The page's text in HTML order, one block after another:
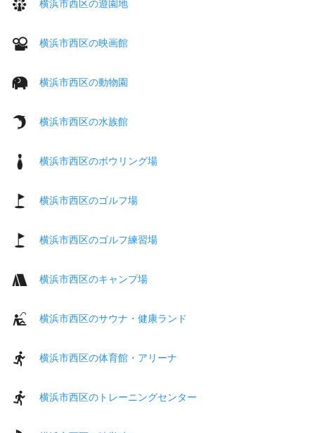
横浜市西区の遊園地
横浜市西区の映画館
横浜市西区の動物園
横浜市西区の水族館
横浜市西区のボウリング場
横浜市西区のゴルフ場
横浜市西区のゴルフ練習場
横浜市西区のキャンプ場
横浜市西区のサウナ・健康ランド
横浜市西区の体育館・アリーナ
横浜市西区のトレーニングセンター